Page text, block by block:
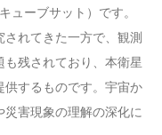
ューブサット）です。
れてきた一方で、観測
残されており、本衛星
供するものです。宇宙か
害現象の理解の深化に